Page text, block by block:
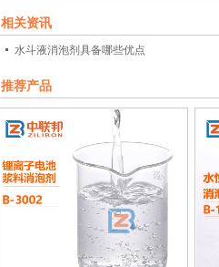
下一篇：
相关资讯
水斗液消泡剂具备哪些优点
推荐产品